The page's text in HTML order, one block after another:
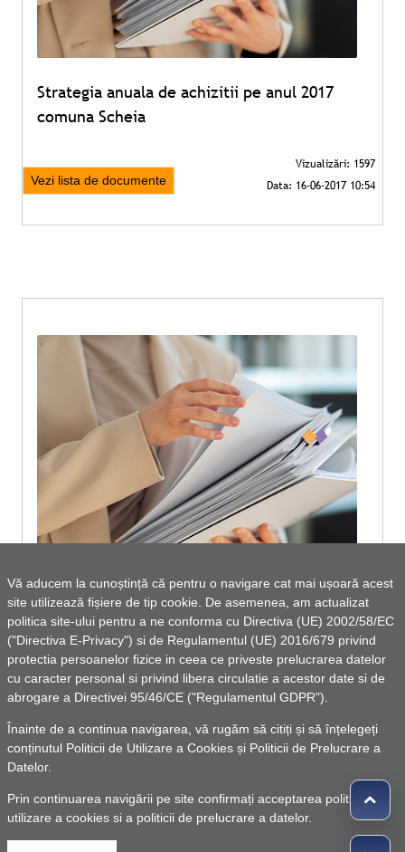
Vă aducem la cunoștință că pentru o navigare cat mai ușoară acest
site utilizează fișiere de tip cookie. De asemenea, am actualizat
politica site-ului pentru a ne conforma cu Directiva (UE) 2002/58/EC
("Directiva E-Privacy") si de Regulamentul (UE) 2016/679 privind
protectia persoanelor fizice in ceea ce priveste prelucrarea datelor
cu caracter personal si privind libera circulatie a acestor date si de
abrogare a Directivei 95/46/CE ("Regulamentul GDPR").
Înainte de a continua navigarea, vă rugăm să citiți și să înțelegeți
conținutul Politicii de Utilizare a Cookies și Politicii de Prelucrare a
Datelor.
Prin continuarea navigării pe site confirmați acceptarea politicii de
utilizare a cookies si a politicii de prelucrare a datelor.
Strategia anuala de achizitii pe anul 2017
comuna Scheia
Vezi lista de documente
Strategia de Dezvoltare Locală a comunei
Șcheia, județul Iași, perioada: 2021-2027
© 2010 -Powered by Pancarpatica Invest Termeni de